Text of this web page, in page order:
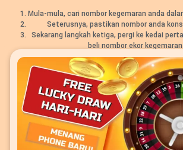
Mula-mula, cari nombor kegemaran anda
Seterusnya, pastikan nombor anda
Sekarang langkah ketiga, pergi ke kedai
beli nombor ekor